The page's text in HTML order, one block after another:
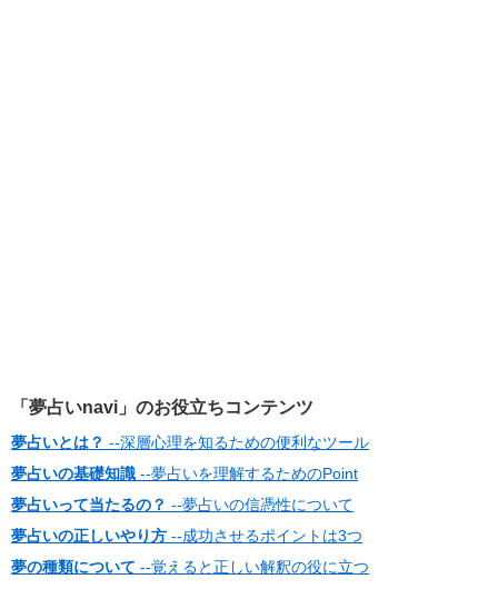
「夢占いnavi」のお役立ちコンテンツ
夢占いとは？ --深層心理を知るための便利なツール
夢占いの基礎知識 --夢占いを理解するためのPoint
夢占いって当たるの？ --夢占いの信憑性について
夢占いの正しいやり方 --成功させるポイントは3つ
夢の種類について --覚えると正しい解釈の役に立つ